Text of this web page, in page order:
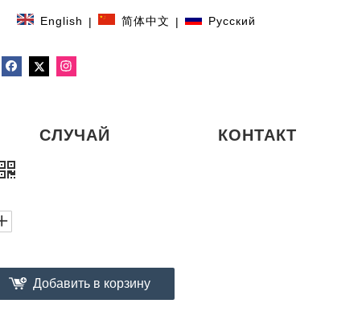
English | 简体中文 | Pусский
СЛУЧАЙ КОНТАКТ
Добавить в корзину